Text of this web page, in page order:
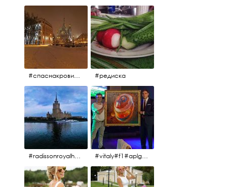
#спаснакрови#зима#спб #редиска
#radissonroyalhotel #рэдиссонройал#рэдиссонройалмосква #рекамосква#москва#гостиницаукраина#украина#hotel#отель#moscow @radissonroyalmoscow #vitaly#f1#aplgallery#formula1